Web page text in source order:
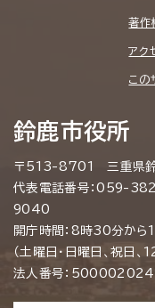
著作
アク
この
鈴鹿市役所
〒513-8701 三重県鈴
代表電話番号：059-
9040
開庁時間：8時30分から
（土曜日・日曜日、祝日
法人番号：